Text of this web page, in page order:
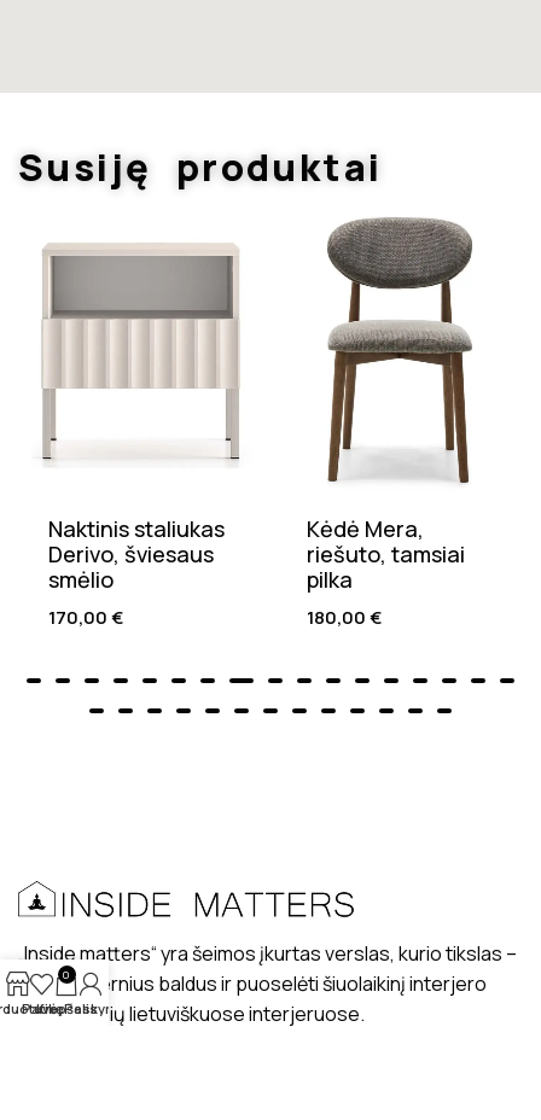
Susiję produktai
Naktinis staliukas
Derivo, šviesaus
smėlio
170,00€
Kėdė Mera,
riešuto, tamsiai
pilka
180,00€
„Inside matters“ yra šeimos įkurtas verslas, kurio tikslas –
kurti modernius baldus ir puoselėti šiuolaikinį interjero
dizaino stilių lietuviškuose interjeruose.
Patikę
0
Krepšelis
Paskyra